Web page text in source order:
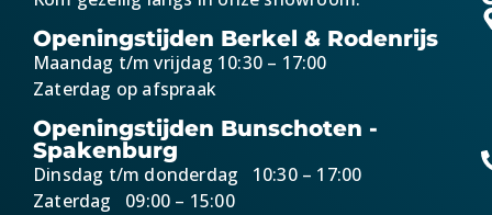
Openingstijden Berkel & Rodenrijs
Maandag t/m vrijdag 10:30 – 17:00
Zaterdag op afspraak
Openingstijden Bunschoten -
Spakenburg
Dinsdag t/m donderdag 10:30 – 17:00
Zaterdag 09:00 – 15:00